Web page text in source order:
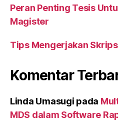
Peran Penting Tesis
Magister
Tips Mengerjakan
Komentar
Linda Umasugi pada
MDS dalam Software